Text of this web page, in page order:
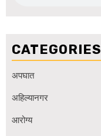
CATEGORIES
अपघात
अहिल्यानगर
आरोग्य